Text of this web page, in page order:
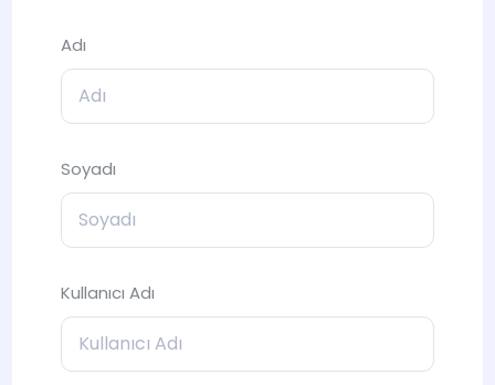
Adı
Soyadı
Kullanıcı Adı